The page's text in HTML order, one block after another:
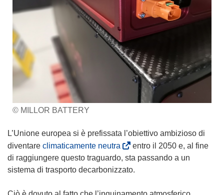
© MILLOR BATTERY
L’Unione europea si è prefissata l’obiettivo ambizioso di
diventare climaticamente neutra
s
i
p
entro il 2050 e, al fine
di raggiungere questo traguardo, sta passando a un
sistema di trasporto decarbonizzato.